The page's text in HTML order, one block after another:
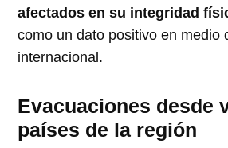
afectados en su integridad
como un dato positivo en medio
internacional.
Evacuaciones desde
países de la región